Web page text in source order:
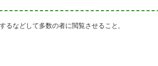
るなどして多数の者に閲覧させること,